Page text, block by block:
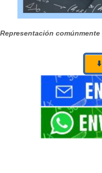
Representación